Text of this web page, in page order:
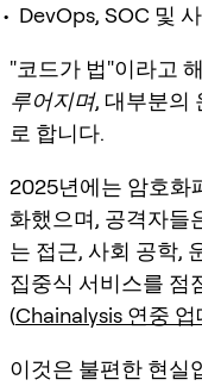
DevOps, SOC 및
"코드가 법"이라고
루어지며, 대부분의
로 합니다.
2025년에는 암호화
화했으며, 공격자들
는 접근, 사회 공학,
집중식 서비스를 점
(Chainalysis 연중 업
이것은 불편한 현실